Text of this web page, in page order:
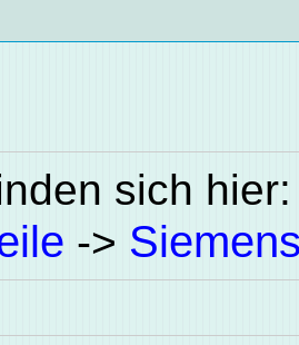
sich
->